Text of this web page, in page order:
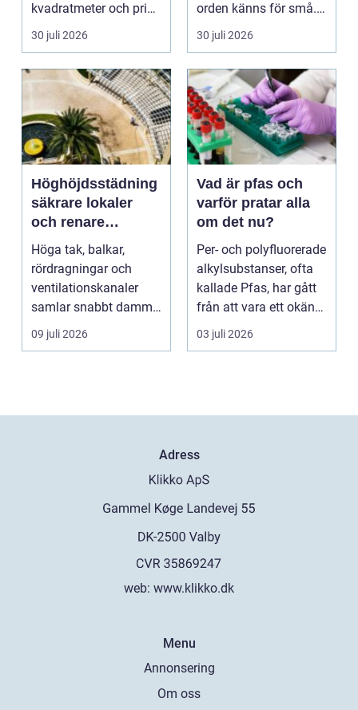
kvadratmeter och pris
per månad. Företa...
30 juli 2026
orden känns för små.
Ett genomtänkt
bloms...
30 juli 2026
Höghöjdsstädning
säkrare lokaler
och renare
arbetsmiljö
Höga tak, balkar,
rördragningar och
ventilationskanaler
samlar snabbt damm,
smuts och partiklar. I
09 juli 2026
Vad är pfas och
varför pratar alla
om det nu?
Per- och polyfluorerade
alkylsubstanser, ofta
kallade Pfas, har gått
från att vara ett okänt
kemiskt...
03 juli 2026
Adress
web: www.klikko.dk
Menu
Annonsering
Om oss